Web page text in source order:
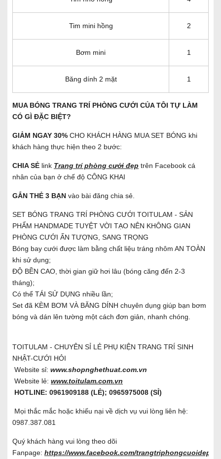
Tim mini hồng 2
Bơm mini 1
Băng dính 2 mặt 1
MUA BÓNG TRANG TRÍ PHÒNG CƯỚI CỦA TÔI TỰ LÀM
CÓ GÌ ĐẶC BIỆT?
GIẢM NGAY 30% CHO KHÁCH HÀNG MUA SET BÓNG khi
khách hàng thực hiện theo 2 bước:
CHIA SẺ link Trang trí phòng cưới đẹp trên Facebook cá
nhân của bạn ở chế độ CÔNG KHAI
GẮN THẺ 3 BẠN vào bài đăng chia sẻ.
SET BÓNG TRANG TRÍ PHÒNG CƯỚI TOITULAM - SẢN
PHẨM HANDMADE TUYỆT VỜI TẠO NÊN KHÔNG GIAN
PHÒNG CƯỚI ẤN TƯỢNG, SANG TRỌNG
Bóng bay cưới được làm bằng chất liệu tráng nhôm AN TOÀN
khi sử dụng;
ĐỘ BỀN CAO, thời gian giữ hơi lâu (bóng căng đến 2-3
tháng);
Có thể TÁI SỬ DỤNG nhiều lần;
Set đã KÈM BƠM VÀ BĂNG DÍNH chuyên dụng giúp bạn bơm
bóng và dán lên tường một cách đơn giản, nhanh chóng.
TOITULAM - CHUYÊN SỈ LẺ PHỤ KIỆN TRANG TRÍ SINH
NHẬT-CƯỚI HỎI
Website sỉ: www.shopnghethuat.com.vn
Website lẻ: www.toitulam.com.vn
HOTLINE: 0961909188 (LẺ); 0965975008 (SỈ)
Mọi thắc mắc hoặc khiếu nại về dịch vụ vui lòng liên hệ:
0987.387.081
Quý khách hàng vui lòng theo dõi
Fanpage: https://www.facebook.com/trangtriphongcuoidep/